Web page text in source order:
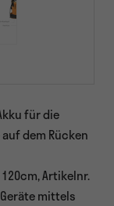
für die
auf dem Rücken
Artikelnr.
mittels